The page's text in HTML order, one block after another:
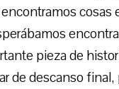
cosas
pieza de
de descanso